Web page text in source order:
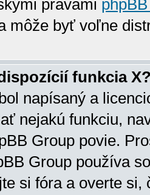
právami
môže byť voľne
funkcia
napísaný a
nejakú funkciu,
Group povie.
Group používa
si fóra a overte